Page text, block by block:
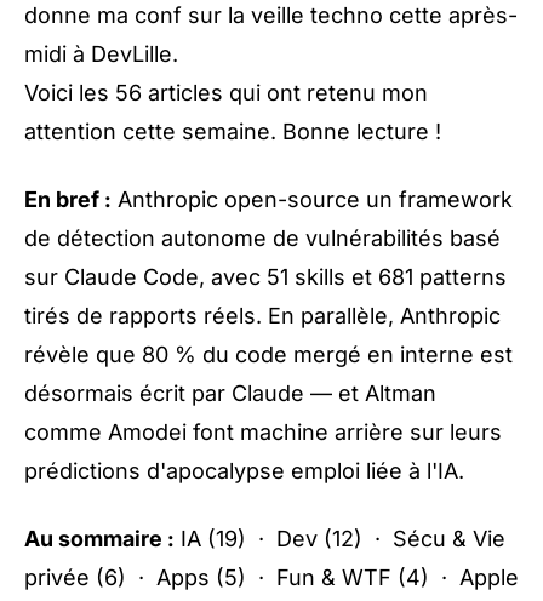
donne ma conf sur la veille techno cette après-
midi à DevLille.
Voici les 56 articles qui ont retenu mon
attention cette semaine. Bonne lecture !
En bref : Anthropic open-source un framework
de détection autonome de vulnérabilités basé
sur Claude Code, avec 51 skills et 681 patterns
tirés de rapports réels. En parallèle, Anthropic
révèle que 80 % du code mergé en interne est
désormais écrit par Claude — et Altman
comme Amodei font machine arrière sur leurs
prédictions d'apocalypse emploi liée à l'IA.
Au sommaire : IA (19) · Dev (12) · Sécu & Vie
privée (6) · Apps (5) · Fun & WTF (4) · Apple